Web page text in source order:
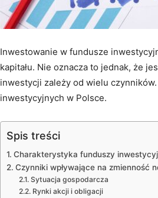
Inwestowanie w fundusze
kapitału. Nie oznacza to jednak, że
inwestycji zależy od wielu
inwestycyjnych w Polsce.
Spis treści
Charakterystyka funduszy
Czynniki wpływające na zmienność
Sytuacja gospodarcza
Rynki akcji i obligacji